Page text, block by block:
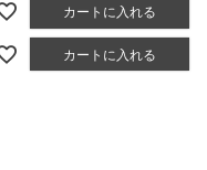
カートに入れる
カートに入れる